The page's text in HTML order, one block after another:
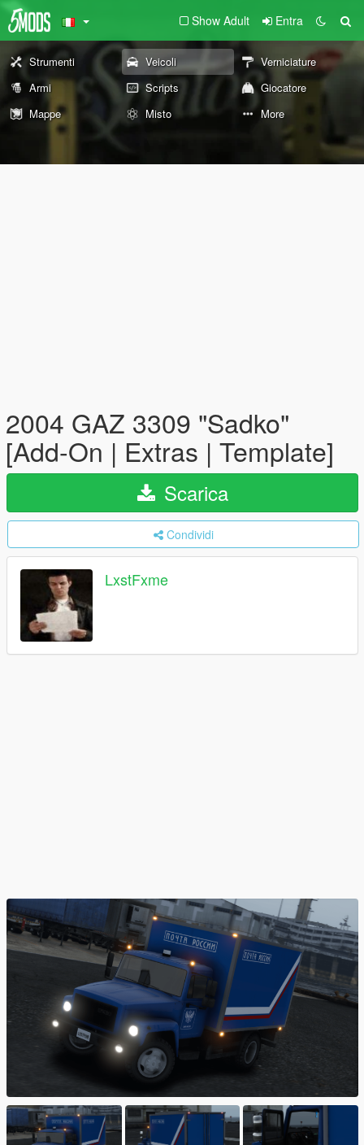
Show Adult Entra
Strumenti Veicoli
Verniciature
Armi
Scripts
Giocatore
Mappe
Misto More
2004 GAZ 3309 "Sadko"
[Add-On | Extras | Template]
Scarica
Condividi
LxstFxme